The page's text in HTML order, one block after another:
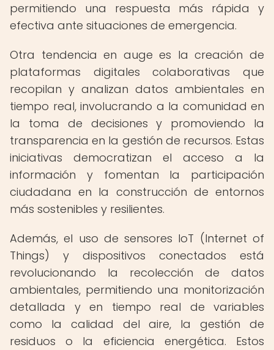
permitiendo una respuesta más rápida y
efectiva ante situaciones de emergencia.
Otra tendencia en auge es la creación de
plataformas digitales colaborativas que
recopilan y analizan datos ambientales en
tiempo real, involucrando a la comunidad en
la toma de decisiones y promoviendo la
transparencia en la gestión de recursos. Estas
iniciativas democratizan el acceso a la
información y fomentan la participación
ciudadana en la construcción de entornos
más sostenibles y resilientes.
Además, el uso de sensores IoT (Internet of
Things) y dispositivos conectados está
revolucionando la recolección de datos
ambientales, permitiendo una monitorización
detallada y en tiempo real de variables
como la calidad del aire, la gestión de
residuos o la eficiencia energética. Estos